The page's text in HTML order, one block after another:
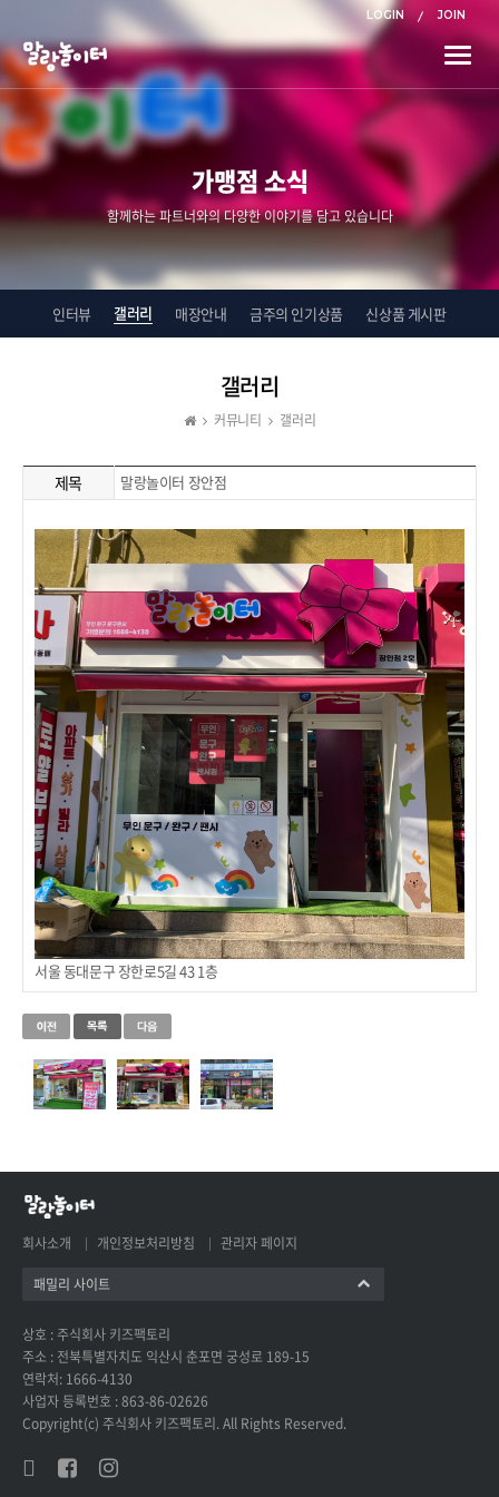
LOGIN JOIN
Toggle
가맹점 소식
함께하는 파트너와의 다양한 이야기를 담고 있습니다
인터뷰 갤러리 매장안내 금주의 인기상품 신상품 게시판
갤러리
커뮤니티 갤러리
제목 말랑놀이터 장안점
서울 동대문구 장한로5길 43 1층
회사소개 개인정보처리방침 관리자 페이지
패밀리 사이트
상호 : 주식회사 키즈팩토리
주소 : 전북특별자치도 익산시 춘포면 궁성로 189-15
연락처: 1666-4130
사업자 등록번호 : 863-86-02626
Copyright(c) 주식회사 키즈팩토리. All Rights Reserved.